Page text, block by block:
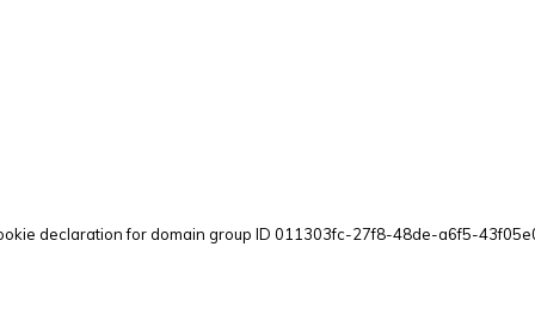
declaration for domain group ID 011303fc-27f8-48de-a6f5-